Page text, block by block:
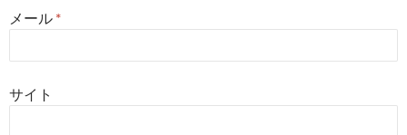
メール *
サイト